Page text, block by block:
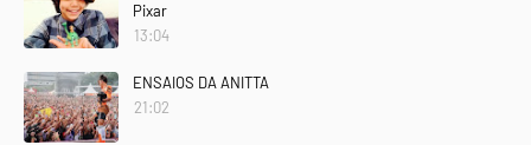
Pixar
13:04
ENSAIOS DA ANITTA
21:02